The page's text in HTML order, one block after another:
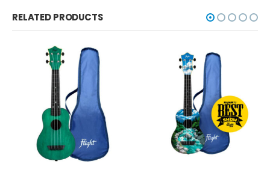
RELATED PRODUCTS